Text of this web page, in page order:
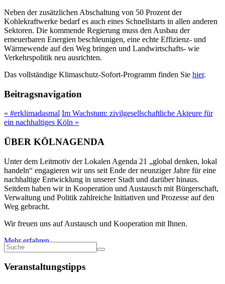
Neben der zusätzlichen Abschaltung von 50 Prozent der
Kohlekraftwerke bedarf es auch eines Schnellstarts in allen anderen
Sektoren. Die kommende Regierung muss den Ausbau der
erneuerbaren Energien beschleunigen, eine echte Effizienz- und
Wärmewende auf den Weg bringen und Landwirtschafts- wie
Verkehrspolitik neu ausrichten.
Das vollständige Klimaschutz-Sofort-Programm finden Sie hier.
Beitragsnavigation
« #erklimadasmal Im Wachstum: zivilgesellschaftliche Akteure für
ein nachhaltiges Köln »
ÜBER KÖLNAGENDA
Unter dem Leitmotiv der Lokalen Agenda 21 „global denken, lokal
handeln“ engagieren wir uns seit Ende der neunziger Jahre für eine
nachhaltige Entwicklung in unserer Stadt und darüber hinaus.
Seitdem haben wir in Kooperation und Austausch mit Bürgerschaft,
Verwaltung und Politik zahlreiche Initiativen und Prozesse auf den
Weg gebracht.
Wir freuen uns auf Austausch und Kooperation mit Ihnen.
Mehr erfahren
Veranstaltungstipps